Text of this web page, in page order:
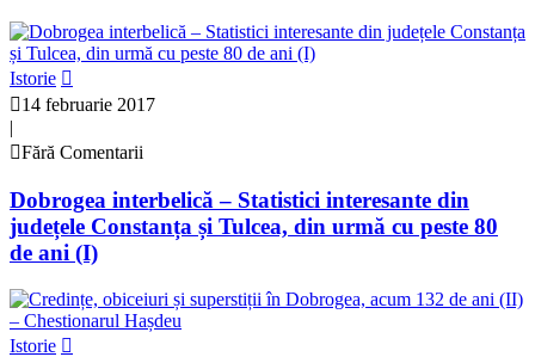
Istorie
14 februarie 2017
|
Fără Comentarii
Dobrogea interbelică – Statistici interesante din
județele Constanța și Tulcea, din urmă cu peste 80
de ani (I)
Istorie